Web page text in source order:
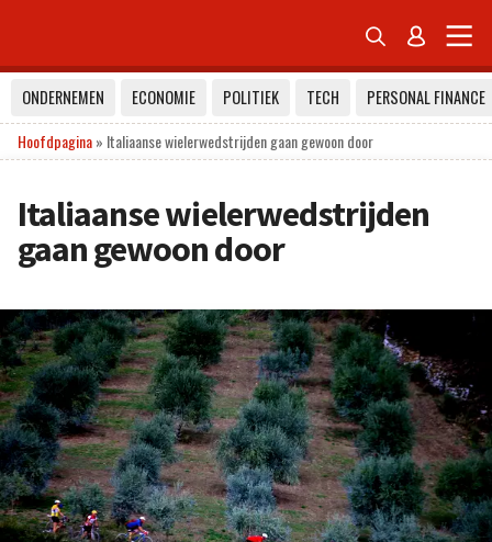
 
ONDERNEMEN ECONOMIE POLITIEK TECH
PERSONAL FINANCE
Hoofdpagina» Italiaanse wielerwedstrijden gaan gewoon door
Italiaanse wielerwedstrijden
gaan gewoon door